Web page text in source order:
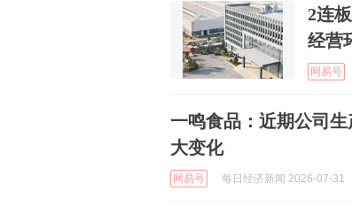
2连
经营
网易号
一鸣食品：近期公司
大变化
网易号 每日经济新闻 2026-07-31